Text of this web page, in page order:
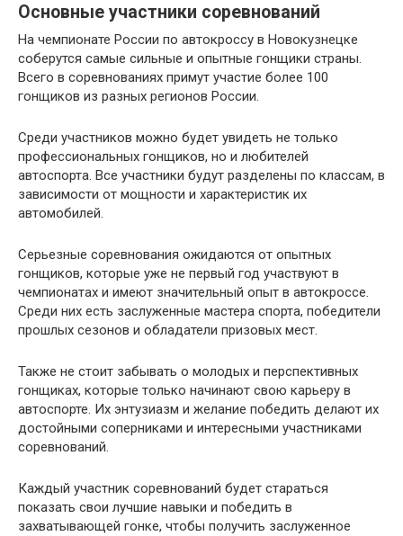
Основные участники соревнований
На чемпионате России по автокроссу в Новокузнецке
соберутся самые сильные и опытные гонщики страны.
Всего в соревнованиях примут участие более 100
гонщиков из разных регионов России.
Среди участников можно будет увидеть не только
профессиональных гонщиков, но и любителей
автоспорта. Все участники будут разделены по классам, в
зависимости от мощности и характеристик их
автомобилей.
Серьезные соревнования ожидаются от опытных
гонщиков, которые уже не первый год участвуют в
чемпионатах и имеют значительный опыт в автокроссе.
Среди них есть заслуженные мастера спорта, победители
прошлых сезонов и обладатели призовых мест.
Также не стоит забывать о молодых и перспективных
гонщиках, которые только начинают свою карьеру в
автоспорте. Их энтузиазм и желание победить делают их
достойными соперниками и интересными участниками
соревнований.
Каждый участник соревнований будет стараться
показать свои лучшие навыки и победить в
захватывающей гонке, чтобы получить заслуженное